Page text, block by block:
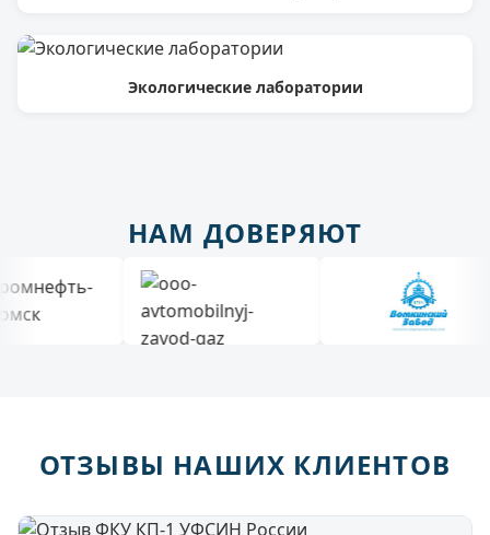
Экологические лаборатории
НАМ ДОВЕРЯЮТ
ОТЗЫВЫ НАШИХ КЛИЕНТОВ